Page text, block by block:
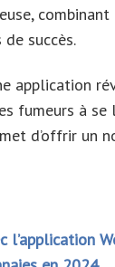
succès.
application
fumeurs à se
d’offrir un
l’application